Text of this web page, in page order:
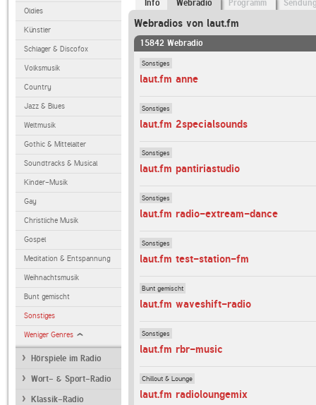
Oldies
Künstler
Schlager & Discofox
Volksmusik
Country
Jazz & Blues
Weltmusik
Gothic & Mittelalter
Soundtracks & Musical
Kinder-Musik
Gay
Christliche Musik
Gospel
Meditation & Entspannung
Weihnachtsmusik
Bunt gemischt
Sonstiges
Weniger Genres
Hörspiele im Radio
Wort- & Sport-Radio
Klassik-Radio
Info Webradio Programm
Webradios von laut.fm
15842 Webradio
Sonstiges
laut.fm anne
Sonstiges
laut.fm 2specialsounds
Sonstiges
laut.fm pantiriastudio
Sonstiges
laut.fm radio-extream-dance
Sonstiges
laut.fm test-station-fm
Bunt gemischt
laut.fm waveshift-radio
Sonstiges
laut.fm rbr-music
Chillout & Lounge
laut.fm radioloungemix